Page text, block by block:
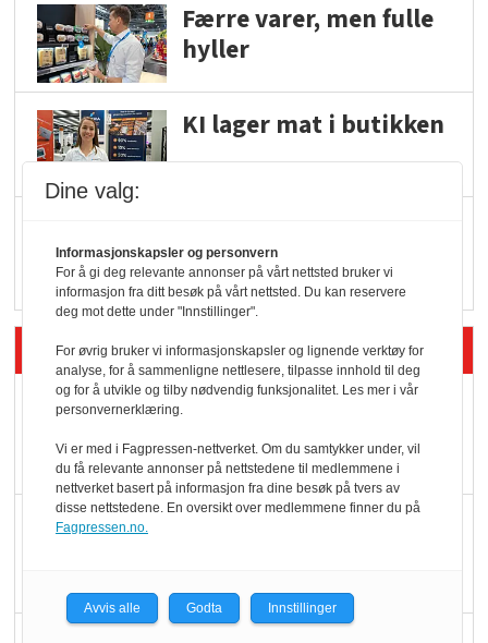
Færre varer, men fulle
hyller
KI lager mat i butikken
Rema i 2025
Siste artikler - Økologisk
Kolonihagens norske
yoghurt: Trues av
melkemangel
hederspris
Dine valg:
Informasjonskapsler og personvern
For å gi deg relevante annonser på vårt nettsted bruker vi
informasjon fra ditt besøk på vårt nettsted. Du kan reservere
deg mot dette under "Innstillinger".
For øvrig bruker vi informasjonskapsler og lignende verktøy for
analyse, for å sammenligne nettlesere, tilpasse innhold til deg
og for å utvikle og tilby nødvendig funksjonalitet. Les mer i vår
personvernerklæring.
Vi er med i Fagpressen-nettverket. Om du samtykker under, vil
du få relevante annonser på nettstedene til medlemmene i
nettverket basert på informasjon fra dine besøk på tvers av
disse nettstedene. En oversikt over medlemmene finner du på
Fagpressen.no.
Avvis alle Godta Innstillinger